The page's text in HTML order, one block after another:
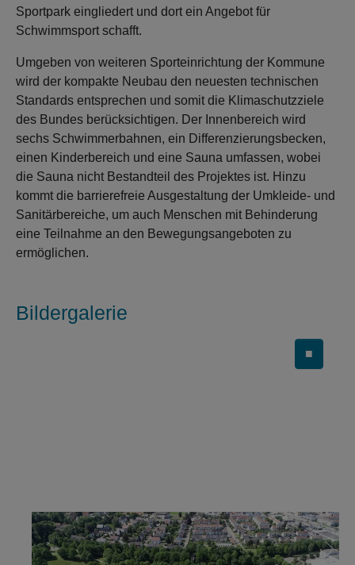
Sportpark eingliedert und dort ein Angebot für
Schwimmsport schafft.
Umgeben von weiteren Sporteinrichtung der Kommune
wird der kompakte Neubau den neuesten technischen
Standards entsprechen und somit die Klimaschutzziele
des Bundes berücksichtigen. Der Innenbereich wird
sechs Schwimmerbahnen, ein Differenzierungsbecken,
einen Kinderbereich und eine Sauna umfassen, wobei
die Sauna nicht Bestandteil des Projektes ist. Hinzu
kommt die barrierefreie Ausgestaltung der Umkleide- und
Sanitärbereiche, um auch Menschen mit Behinderung
eine Teilnahme an den Bewegungsangeboten zu
ermöglichen.
Bildergalerie
■